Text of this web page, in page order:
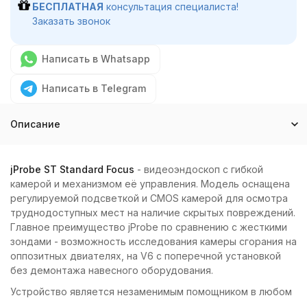
БЕСПЛАТНАЯ консультация специалиста!
Заказать звонок
Написать в Whatsapp
Написать в Telegram
Описание
jProbe ST Standard Focus - видеоэндоскоп с гибкой
камерой и механизмом её управления. Модель оснащена
регулируемой подсветкой и CMOS камерой для осмотра
труднодоступных мест на наличие скрытых повреждений.
Главное преимущество jProbe по сравнению с жесткими
зондами - возможность исследования камеры сгорания на
оппозитных двиателях, на V6 с поперечной установкой
без демонтажа навесного оборудования.
Устройство является незаменимым помощником в любом